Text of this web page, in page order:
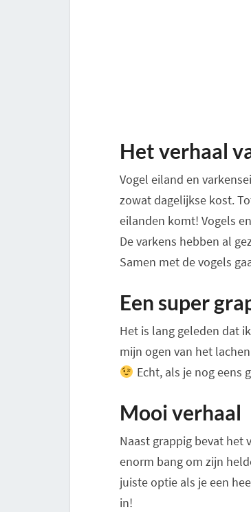
Het verhaal
Vogel eiland en
zowat dagelijkse kost.
eilanden komt! Vogels
De varkens hebben al
Samen met de vogels
Een super
Het is lang geleden dat
mijn ogen van het
Echt, als je nog eens
Mooi verhaal
Naast grappig bevat het
enorm bang om zijn
juiste optie als je een
in!